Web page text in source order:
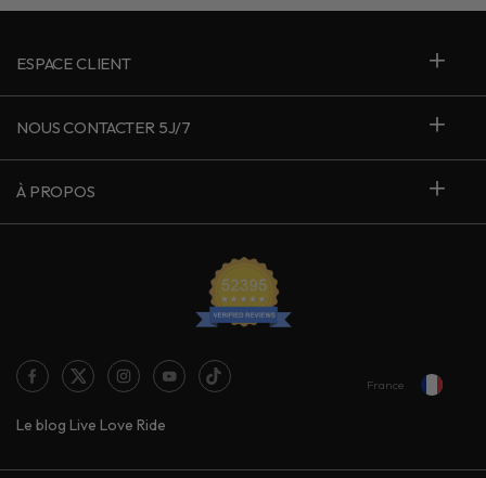
ESPACE CLIENT
NOUS CONTACTER 5J/7
À PROPOS
Le blog Live Love Ride
France